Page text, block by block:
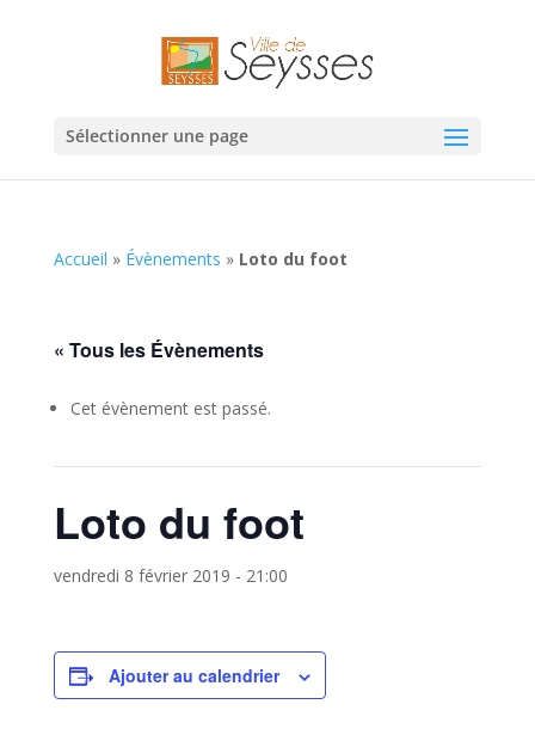
Sélectionner une page
Accueil » Évènements » Loto du foot
« Tous les Évènements
Cet évènement est passé.
Loto du foot
vendredi 8 février 2019 - 21:00
Ajouter au calendrier